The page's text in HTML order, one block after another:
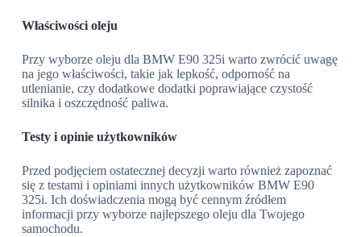
Właściwości oleju
Przy wyborze oleju dla BMW E90 325i warto zwrócić uwagę
na jego właściwości, takie jak lepkość, odporność na
utlenianie, czy dodatkowe dodatki poprawiające czystość
silnika i oszczędność paliwa.
Testy i opinie użytkowników
Przed podjęciem ostatecznej decyzji warto również zapoznać
się z testami i opiniami innych użytkowników BMW E90
325i. Ich doświadczenia mogą być cennym źródłem
informacji przy wyborze najlepszego oleju dla Twojego
samochodu.